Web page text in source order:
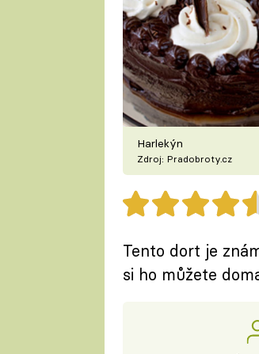
Harlekýn
Zdroj: Pradobroty.cz
Tento dort je
si ho můžete